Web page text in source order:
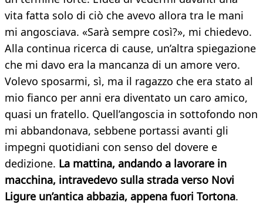
vita fatta solo di ciò che avevo allora tra le mani
mi angosciava. «Sarà sempre così?», mi chiedevo.
Alla continua ricerca di cause, un’altra spiegazione
che mi davo era la mancanza di un amore vero.
Volevo sposarmi, sì, ma il ragazzo che era stato al
mio fianco per anni era diventato un caro amico,
quasi un fratello. Quell’angoscia in sottofondo non
mi abbandonava, sebbene portassi avanti gli
impegni quotidiani con senso del dovere e
dedizione. La mattina, andando a lavorare in
macchina, intravedevo sulla strada verso Novi
Ligure un’antica abbazia, appena fuori Tortona.